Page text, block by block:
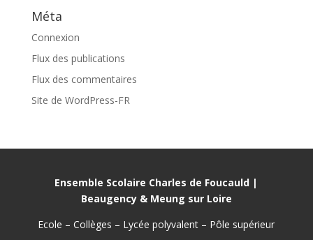
Méta
Connexion
Flux des publications
Flux des commentaires
Site de WordPress-FR
Ensemble Scolaire Charles de Foucauld |
Beaugency & Meung sur Loire
Ecole – Collèges – Lycée polyvalent – Pôle supérieur